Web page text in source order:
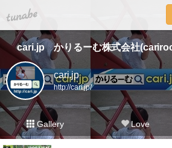
tuna.be
cari.jp かりるーむ株式会社
cari.jp
http://cari.jp/
Gallery Love